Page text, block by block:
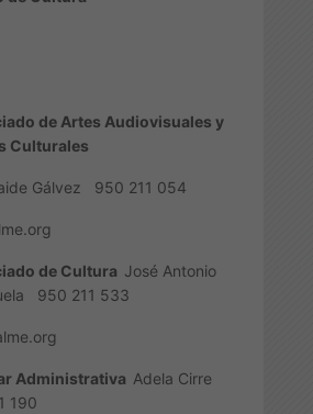
de Artes Audiovisuales y
Culturales
Gálvez 950 211 054
de Cultura José Antonio
950 211 533
Administrativa Adela Cirre
190